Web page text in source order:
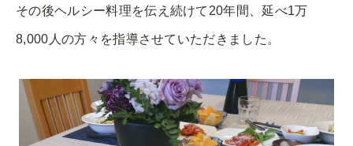
その後ヘルシー料理を伝え続けて20年間、延べ1万
8,000人の方々を指導させていただきました。